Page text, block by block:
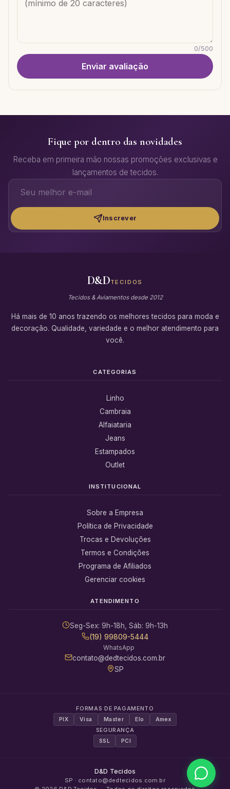
0/500
Enviar avaliação
Fique por dentro das novidades
Receba em primeira mão nossas promoções exclusivas e
lançamentos de tecidos.
Inscrever
D&DTECIDOS
Tecidos & Aviamentos desde 2012
Há mais de 10 anos trazendo os melhores tecidos para moda e
decoração. Qualidade, variedade e o melhor atendimento para
você.
CATEGORIAS
Linho
Cambraia
Alfaiataria
Jeans
Estampados
Outlet
INSTITUCIONAL
Sobre a Empresa
Política de Privacidade
Trocas e Devoluções
Termos e Condições
Programa de Afiliados
Gerenciar cookies
ATENDIMENTO
Seg-Sex: 9h-18h, Sáb: 9h-13h
(19) 99809-5444
WhatsApp
contato@dedtecidos.com.br
SP
FORMAS DE PAGAMENTO
PIX Visa Master Elo Amex
SEGURANÇA
SSL PCI
D&D Tecidos
SP · contato@dedtecidos.com.br